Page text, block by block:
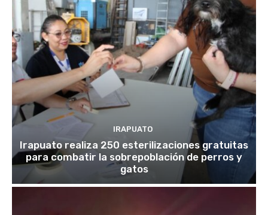
IRAPUATO
Irapuato realiza 250 esterilizaciones gratuitas
para combatir la sobrepoblación de perros y
gatos